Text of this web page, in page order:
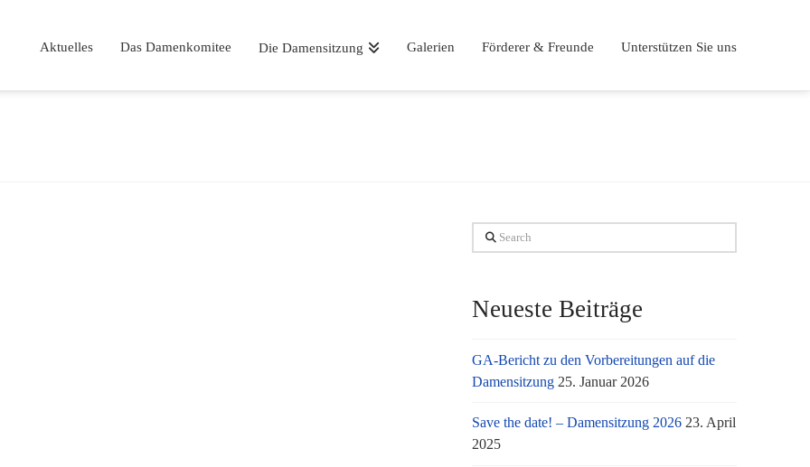
Aktuelles Das Damenkomitee Die Damensitzung Galerien Förderer & Freunde Unterstützen Sie uns
Search
Neueste Beiträge
GA-Bericht zu den Vorbereitungen auf die
Damensitzung 25. Januar 2026
Save the date! – Damensitzung 2026 23. April
2025